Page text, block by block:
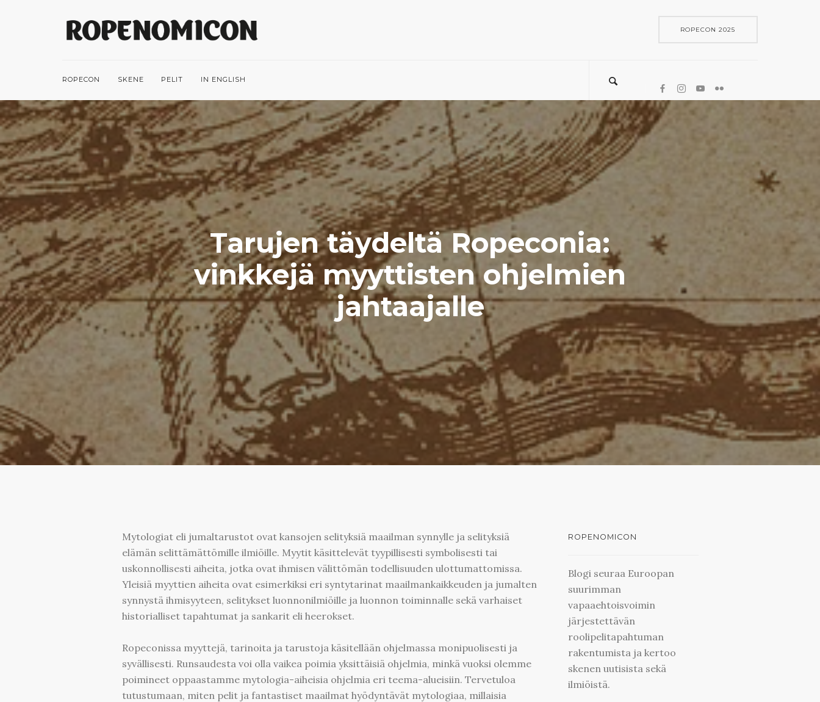
ROPECON 2025
ROPECON SKENE PELIT IN ENGLISH
Tarujen täydeltä Ropeconia:
vinkkejä myyttisten ohjelmien
jahtaajalle
Mytologiat eli jumaltarustot ovat kansojen selityksiä maailman synnylle ja selityksiä
elämän selittämättömille ilmiöille. Myytit käsittelevät tyypillisesti symbolisesti tai
uskonnollisesti aiheita, jotka ovat ihmisen välittömän todellisuuden ulottumattomissa.
Yleisiä myyttien aiheita ovat esimerkiksi eri syntytarinat maailmankaikkeuden ja jumalten
synnystä ihmisyyteen, selitykset luonnonilmiöille ja luonnon toiminnalle sekä varhaiset
historialliset tapahtumat ja sankarit eli heerokset.
Ropeconissa myyttejä, tarinoita ja tarustoja käsitellään ohjelmassa monipuolisesti ja
syvällisesti. Runsaudesta voi olla vaikea poimia yksittäisiä ohjelmia, minkä vuoksi olemme
poimineet oppaastamme mytologia-aiheisia ohjelmia eri teema-alueisiin. Tervetuloa
tutustumaan, miten pelit ja fantastiset maailmat hyödyntävät mytologiaa, millaisia
ROPENOMICON
Blogi seuraa Euroopan
suurimman
vapaaehtoisvoimin
järjestettävän
roolipelitapahtuman
rakentumista ja kertoo
skenen uutisista sekä
ilmiöistä.